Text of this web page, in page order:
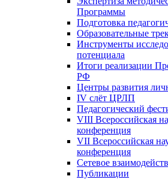
Программы
Подготовка
Образовательные
Инструменты
потенциала
Итоги реализации
РФ
Центры развития
IV слёт ЦРЛП
Педагогический
VIII Всероссийская
конференция
VII Всероссийская
конференция
Сетевое
Публикации